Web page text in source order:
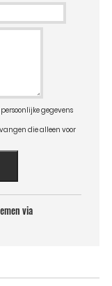
gegevens
die alleen voor
via